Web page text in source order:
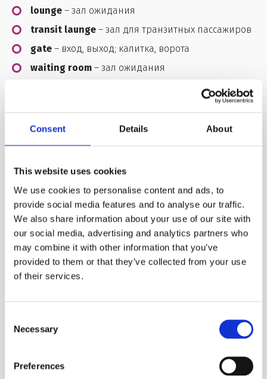
Consent Details About
This website uses cookies
We use cookies to personalise content and ads, to
provide social media features and to analyse our traffic.
We also share information about your use of our site with
our social media, advertising and analytics partners who
may combine it with other information that you’ve
provided to them or that they’ve collected from your use
of their services.
Selection
Necessary
Preferences
lounge – зал ожидания
transit launge – зал для транзитных пассажиров
gate – вход, выход; калитка, ворота
waiting room – зал ожидания
to lose altitude
– терять высоту
crash– катастрофа
disembark– 1. высадка 2. высаживать, выгружать
landing– посадка самолёта
take-off– взлёт
to board the plane– садиться на борт самолёта
cabin– каюта, салон самолёта
undercarriage
tail– хвост